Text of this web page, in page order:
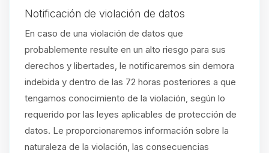
Notificación de violación de datos
En caso de una violación de datos que
probablemente resulte en un alto riesgo para sus
derechos y libertades, le notificaremos sin demora
indebida y dentro de las 72 horas posteriores a que
tengamos conocimiento de la violación, según lo
requerido por las leyes aplicables de protección de
datos. Le proporcionaremos información sobre la
naturaleza de la violación, las consecuencias